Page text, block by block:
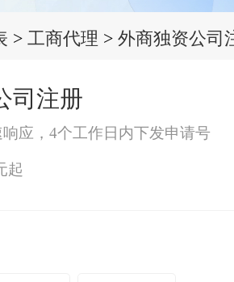
>工商代理 >外商独资公司
司注册
应，4个工作日内下发申请号
起